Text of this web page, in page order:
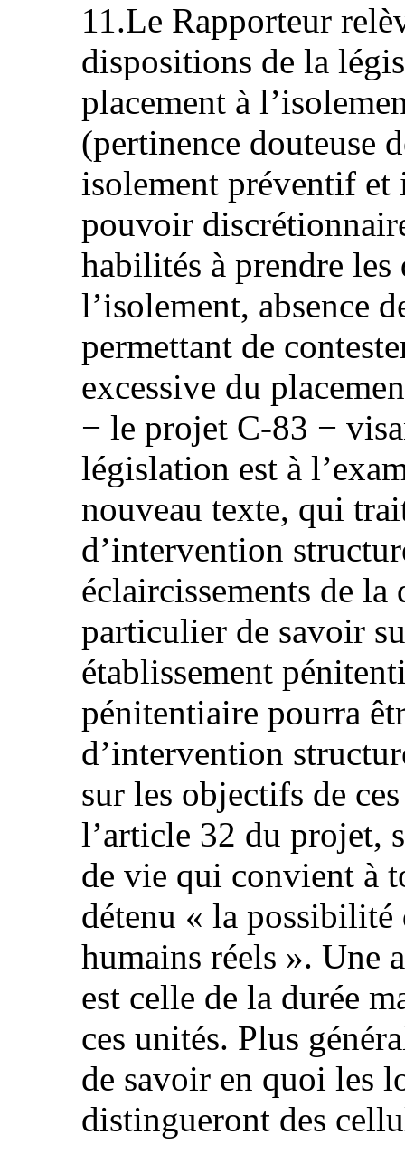
11.Le Rapporteur
dispositions de la
placement à
(pertinence douteuse
isolement préventif
pouvoir
habilités à prendre les
l’isolement, absence
permettant de
excessive du
− le projet C-83 −
législation est à
nouveau texte, qui
d’intervention
éclaircissements de
particulier de savoir
établissement
pénitentiaire pourra
d’intervention
sur les objectifs de
l’article 32 du projet,
de vie qui convient à
détenu « la possibilité
humains réels ». Une
est celle de la durée
ces unités. Plus
de savoir en quoi les
distingueront des